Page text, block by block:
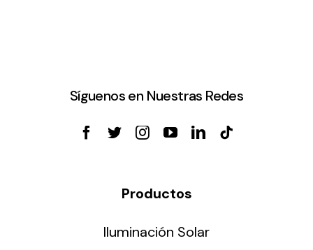
Síguenos en Nuestras Redes
Productos
Iluminación Solar